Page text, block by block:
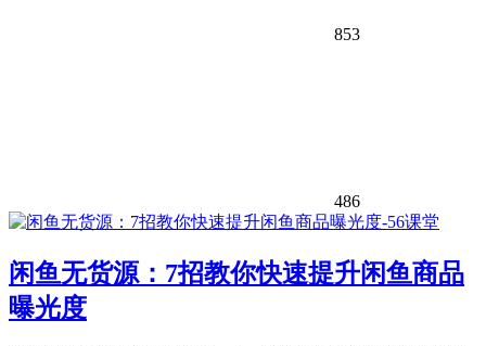
853
486
闲鱼无货源：7招教你快速提升闲鱼商品
曝光度